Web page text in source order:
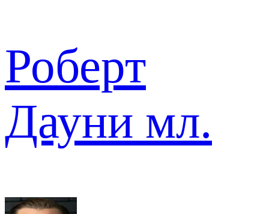
Роберт
Дауни мл.